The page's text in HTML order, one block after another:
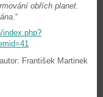
obřích planet.
.“
index.php?
autor: František Martinek